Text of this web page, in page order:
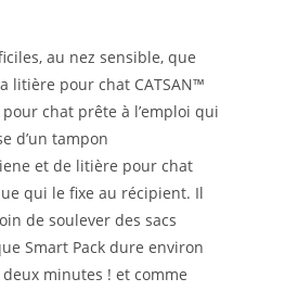
au nez sensible, que
litière pour chat CATSAN™
chat prête à l’emploi qui
d’un tampon
et de litière pour chat
qui le fixe au récipient. Il
de soulever des sacs
Smart Pack dure environ
minutes ! et comme